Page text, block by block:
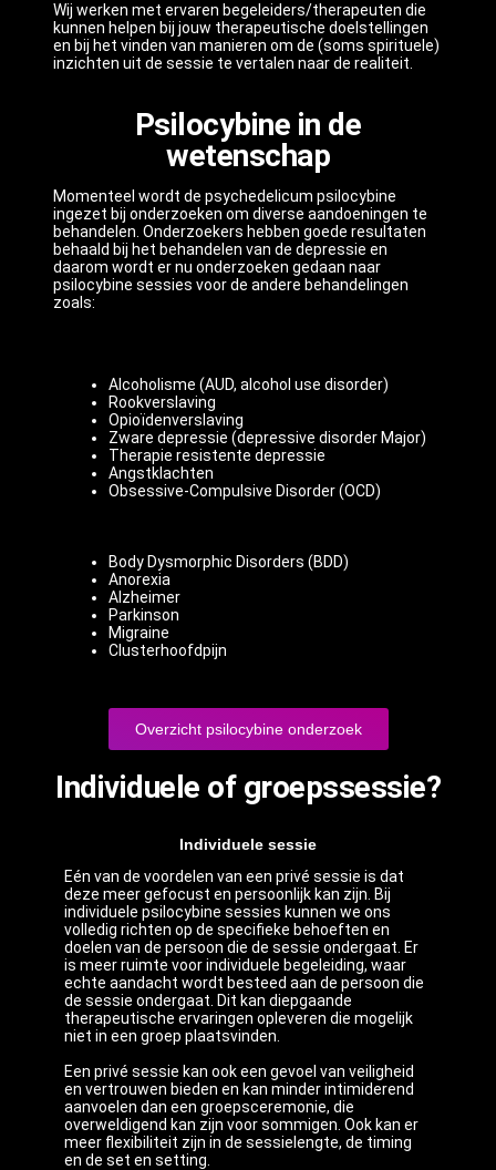
Wij werken met ervaren begeleiders/therapeuten die
kunnen helpen bij jouw therapeutische doelstellingen
en bij het vinden van manieren om de (soms spirituele)
inzichten uit de sessie te vertalen naar de realiteit.
Psilocybine in de
wetenschap
Momenteel wordt de psychedelicum psilocybine
ingezet bij onderzoeken om diverse aandoeningen te
behandelen. Onderzoekers hebben goede resultaten
behaald bij het behandelen van de depressie en
daarom wordt er nu onderzoeken gedaan naar
psilocybine sessies voor de andere behandelingen
zoals:
Alcoholisme (AUD, alcohol use disorder)
Rookverslaving
Opioïdenverslaving
Zware depressie (depressive disorder Major)
Therapie resistente depressie
Angstklachten
Obsessive-Compulsive Disorder (OCD)
Body Dysmorphic Disorders (BDD)
Anorexia
Alzheimer
Parkinson
Migraine
Clusterhoofdpijn
Overzicht psilocybine onderzoek
Individuele of groepssessie?
Individuele sessie
Eén van de voordelen van een privé sessie is dat
deze meer gefocust en persoonlijk kan zijn. Bij
individuele psilocybine sessies kunnen we ons
volledig richten op de specifieke behoeften en
doelen van de persoon die de sessie ondergaat. Er
is meer ruimte voor individuele begeleiding, waar
echte aandacht wordt besteed aan de persoon die
de sessie ondergaat. Dit kan diepgaande
therapeutische ervaringen opleveren die mogelijk
niet in een groep plaatsvinden.
Een privé sessie kan ook een gevoel van veiligheid
en vertrouwen bieden en kan minder intimiderend
aanvoelen dan een groepsceremonie, die
overweldigend kan zijn voor sommigen. Ook kan er
meer flexibiliteit zijn in de sessielengte, de timing
en de set en setting.